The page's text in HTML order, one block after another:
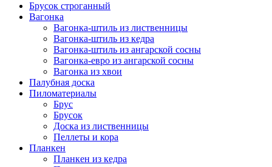
Брусок строганный
Вагонка
Вагонка-штиль из лиственницы
Вагонка-штиль из кедра
Вагонка-штиль из ангарской сосны
Вагонка-евро из ангарской сосны
Вагонка из хвои
Палубная доска
Пиломатериалы
Брус
Брусок
Доска из лиственницы
Пеллеты и кора
Планкен
Планкен из кедра